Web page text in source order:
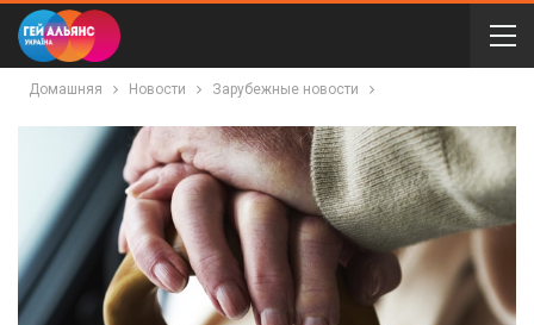
Домашняя Новости Зарубежные новости